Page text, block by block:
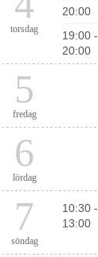
torsdag
20:00
19:00 -
20:00
5
fredag
6
lördag
7
söndag
10:30 -
13:00